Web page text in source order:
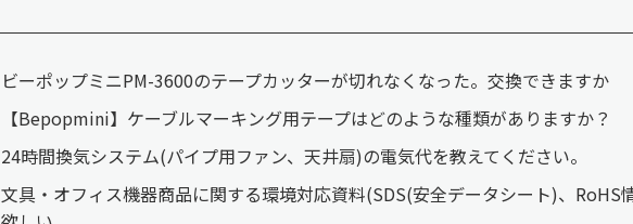
ビーポップミニPM-3600のテープカッターが切れなくなった。交換できますか
【Bepopmini】ケーブルマーキング用テープはどのような種類がありますか？
24時間換気システム(パイプ用ファン、天井扇)の電気代を教えてください。
文具・オフィス機器商品に関する環境対応資料(SDS(安全データシート)、RoHS